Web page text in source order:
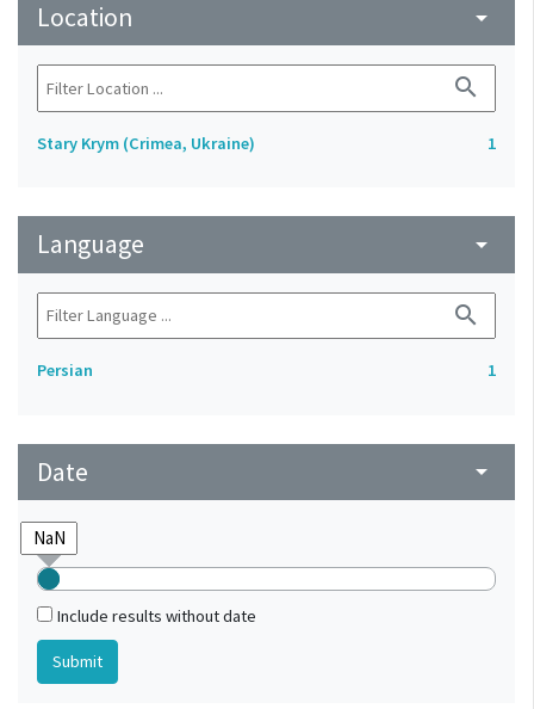
Location arrow_drop_down
search
Stary Krym (Crimea, Ukraine) 1
Language arrow_drop_down
search
Persian 1
Date arrow_drop_down
Include results without date